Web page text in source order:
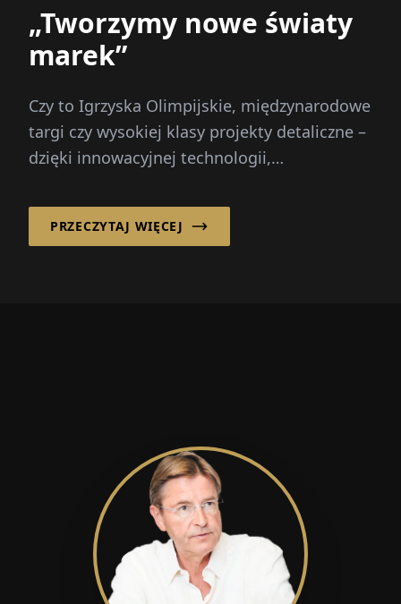
„Tworzymy nowe światy
marek”
Czy to Igrzyska Olimpijskie, międzynarodowe
targi czy wysokiej klasy projekty detaliczne –
dzięki innowacyjnej technologii,
obecności podnosi...
PRZECZYTAJ WIĘCEJ